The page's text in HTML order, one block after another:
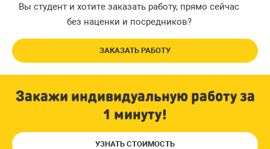
Вы студент и хотите заказать работу, прямо сейчас
без наценки и посредников?
ЗАКАЗАТЬ РАБОТУ
Закажи индивидуальную работу за
1 минуту!
УЗНАТЬ СТОИМОСТЬ